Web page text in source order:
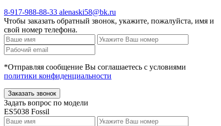
8-917-988-88-33 alenaski58@bk.ru
Чтобы заказать обратный звонок, укажите, пожалуйста, имя и
свой номер телефона.
*Отправляя сообщение Вы соглашаетесь с условиями
политики конфиденциальности
Заказать звонок
Задать вопрос по модели
ES5038 Fossil